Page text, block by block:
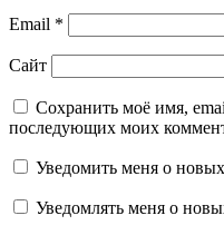
Email *
Сайт
Сохранить моё имя,
последующих моих
Уведомить меня о
Уведомлять меня о